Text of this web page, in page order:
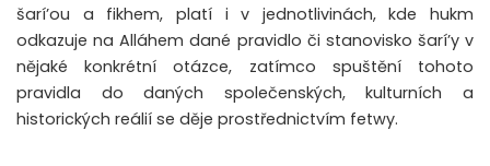
šarí’ou a fikhem, platí i v jednotlivinách, kde hukm
odkazuje na Alláhem dané pravidlo či stanovisko šarí’y v
nějaké konkrétní otázce, zatímco spuštění tohoto
pravidla do daných společenských, kulturních a
historických reálií se děje prostřednictvím fetwy.